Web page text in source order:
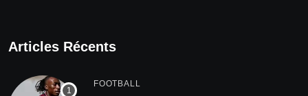
Articles Récents
FOOTBALL